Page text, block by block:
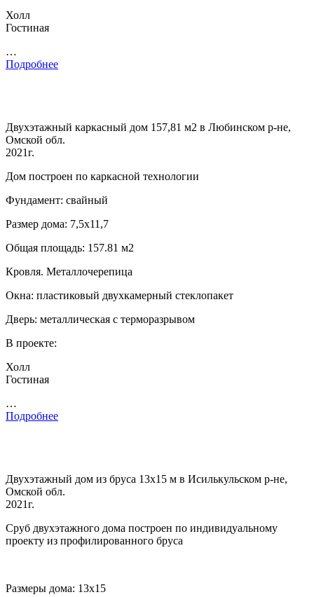
Холл
Гостиная
…
Подробнее
Двухэтажный каркасный дом 157,81 м2 в Любинском р-не,
Омской обл.
2021г.
Дом построен по каркасной технологии
Фундамент: свайный
Размер дома: 7,5х11,7
Общая площадь: 157.81 м2
Кровля. Металлочерепица
Окна: пластиковый двухкамерный стеклопакет
Дверь: металлическая с терморазрывом
В проекте:
Холл
Гостиная
…
Подробнее
Двухэтажный дом из бруса 13х15 м в Исилькульском р-не,
Омской обл.
2021г.
Сруб двухэтажного дома построен по индивидуальному
проекту из профилированного бруса
Размеры дома: 13х15